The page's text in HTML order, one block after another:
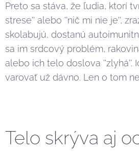
Preto sa stáva, že ľudia, ktorí
strese'' alebo ''nič mi nie je'',
skolabujú, dostanú
sa im srdcový problém,
alebo ich telo doslova ''zlyhá''.
varovať už dávno. Len o tom
Telo skrýva aj